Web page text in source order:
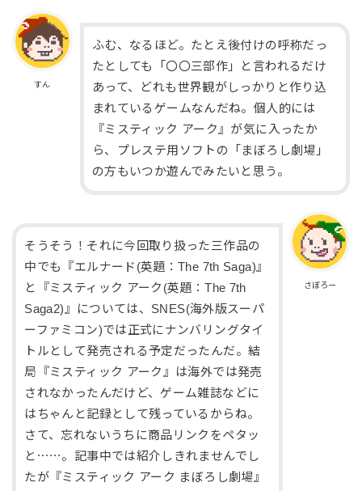
すん
ふむ、なるほど。たとえ後付けの呼称だっ
たとしても「〇〇三部作」と言われるだけ
あって、どれも世界観がしっかりと作り込
まれているゲームなんだね。個人的には
『ミスティック アーク』が気に入ったか
ら、プレステ用ソフトの「まぼろし劇場」
の方もいつか遊んでみたいと思う。
さぼろー
そうそう！それに今回取り扱った三作品の
中でも『エルナード(英題：The 7th Saga)』
と『ミスティック アーク(英題：The 7th
Saga2)』については、SNES(海外版スーパ
ーファミコン)では正式にナンバリングタイ
トルとして発売される予定だったんだ。結
局『ミスティック アーク』は海外では発売
されなかったんだけど、ゲーム雑誌などに
はちゃんと記録として残っているからね。
さて、忘れないうちに商品リンクをペタッ
と⋯⋯。記事中では紹介しきれませんでし
たが『ミスティック アーク まぼろし劇場』